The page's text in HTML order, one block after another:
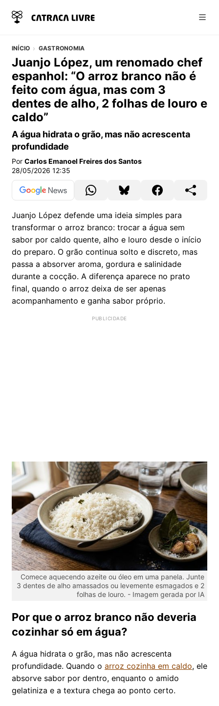
INÍCIO GASTRONOMIA
Juanjo López, um renomado chef
espanhol: “O arroz branco não é
feito com água, mas com 3
dentes de alho, 2 folhas de louro e
caldo”
A água hidrata o grão, mas não acrescenta
profundidade
Por Carlos Emanoel Freires dos Santos
28/05/2026 12:35
Juanjo López defende uma ideia simples para
transformar o arroz branco: trocar a água sem
sabor por caldo quente, alho e louro desde o início
do preparo. O grão continua solto e discreto, mas
passa a absorver aroma, gordura e salinidade
durante a cocção. A diferença aparece no prato
final, quando o arroz deixa de ser apenas
acompanhamento e ganha sabor próprio.
Comece aquecendo azeite ou óleo em uma panela. Junte
3 dentes de alho amassados ou levemente esmagados e 2
folhas de louro. - Imagem gerada por IA
Por que o arroz branco não deveria
cozinhar só em água?
A água hidrata o grão, mas não acrescenta
profundidade. Quando o arroz cozinha em caldo, ele
absorve sabor por dentro, enquanto o amido
gelatiniza e a textura chega ao ponto certo.